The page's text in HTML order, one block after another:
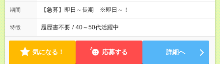
期間 【急募】即日～長期 ※即日～！
特徴 履歴書不要 / 40～50代活躍中
気になる！ 応募する 詳細へ